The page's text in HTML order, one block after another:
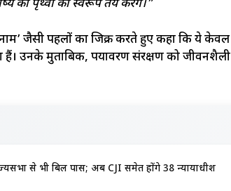
की पृथ्वी का स्वरूप तय करेंगे।”
जैसी पहलों का जिक्र करते हुए कहा कि ये केवल
उनके मुताबिक, पर्यावरण संरक्षण को जीवनशैली
से भी बिल पास; अब CJI समेत होंगे 38 न्यायाधीश